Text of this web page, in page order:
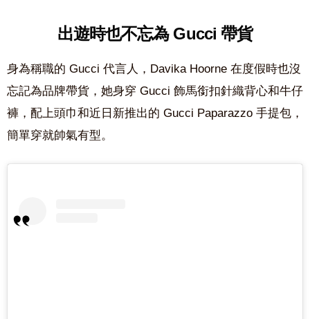
出遊時也不忘為 Gucci 帶貨
身為稱職的 Gucci 代言人，Davika Hoorne 在度假時也沒
忘記為品牌帶貨，她身穿 Gucci 飾馬銜扣針織背心和牛仔
褲，配上頭巾和近日新推出的 Gucci Paparazzo 手提包，
簡單穿就帥氣有型。